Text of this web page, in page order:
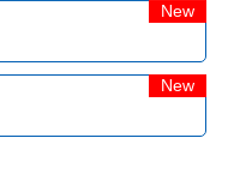
New
New